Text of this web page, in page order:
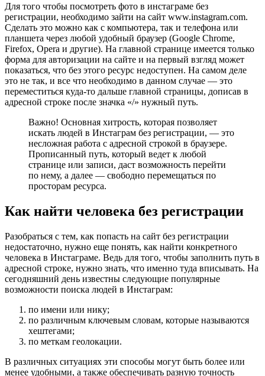
Для того чтобы посмотреть фото в инстаграме без
регистрации, необходимо зайти на сайт www.instagram.com.
Сделать это можно как с компьютера, так и телефона или
планшета через любой удобный браузер (Google Chrome,
Firefox, Opera и другие). На главной странице имеется только
форма для авторизации на сайте и на первый взгляд может
показаться, что без этого ресурс недоступен. На самом деле
это не так, и все что необходимо в данном случае — это
переместиться куда-то дальше главной страницы, дописав в
адресной строке после значка «/» нужный путь.
Важно! Основная хитрость, которая позволяет
искать людей в Инстаграм без регистрации, — это
несложная работа с адресной строкой в браузере.
Прописанный путь, который ведет к любой
странице или записи, даст возможность перейти
по нему, а далее — свободно перемещаться по
просторам ресурса.
Как найти человека без регистрации
Разобраться с тем, как попасть на сайт без регистрации
недостаточно, нужно еще понять, как найти конкретного
человека в Инстаграме. Ведь для того, чтобы заполнить путь в
адресной строке, нужно знать, что именно туда вписывать. На
сегодняшний день известны следующие популярные
возможности поиска людей в Инстаграм:
по имени или нику;
по различным ключевым словам, которые называются
хештегами;
по меткам геолокации.
В различных ситуациях эти способы могут быть более или
менее удобными, а также обеспечивать разную точность